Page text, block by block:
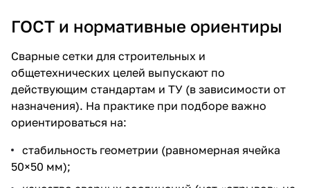
ГОСТ и нормативные ориентиры
Сварные сетки для строительных и
общетехнических целей выпускают по
действующим стандартам и ТУ (в зависимости от
назначения). На практике при подборе важно
ориентироваться на:
стабильность геометрии (равномерная ячейка
50×50 мм);